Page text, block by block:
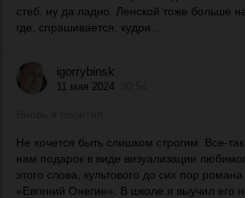
стеб, ну да ладно. Ленской тоже больше
где, спрашивается, кудри...
igorrybinsk
11 мая 2024
Не хочется быть слишком строгим. Все-
нам подарок в виде визуализации
этого слова, культового до сих пор
«Евгений Онегин». В школе я выучил его